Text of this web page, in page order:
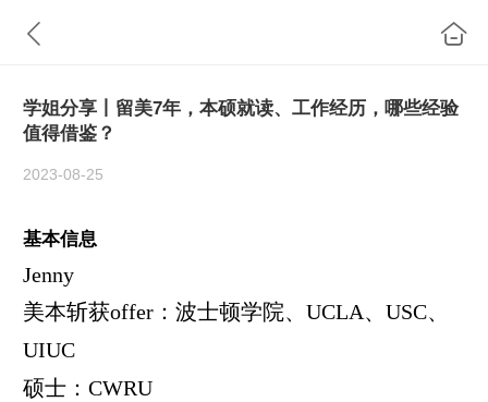
学姐分享丨留美7年，本硕就读、工作经历，哪些经验
值得借鉴？
2023-08-25
基本信息
Jenny
美本斩获offer ： 波士顿学院、 UCLA、 USC、
UIUC
硕士： CWRU